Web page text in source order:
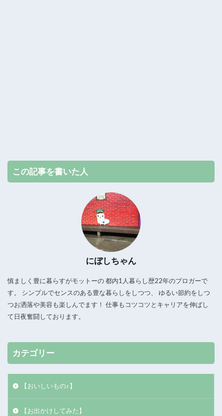
この記事を書いた人
にぼしちゃん
慎ましく豊に暮らすがモットーの 都内1人暮らし歴22年のブロガーで
す。 シンプルでセンスのある豊な暮らしをしつつ、 ゆるい節約をしつ
つお洒落や美容も楽しんでます！ 仕事もコツコツとキャリアを伸ばし
て日夜奮闘しております。
カテゴリー
【おいしいもの♪】
【お出かけしてみた】